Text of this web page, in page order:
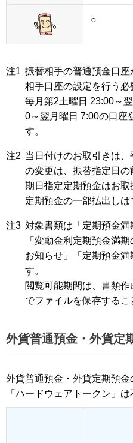
○
注1 振替相手の普通預金口
相手口座の設定を行う必
毎月第2土曜日 23:00～
0～翌月曜日 7:00の口座
す。
注2 当日付けのお取引きは
の変更は、振替指定日の
期日指定定期預金はお取
定期預金の一部払出しは
注3 対象書類は「定期預金満
「変動金利定期預金満
お知らせ」「定期預金
す。
閲覧可能期間は、書類
でファイルを保存するこ
外貨普通預金・外貨定
外貨普通預金・外貨定期預金
「ハードウェアトークン」は